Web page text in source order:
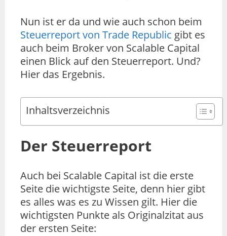
Nun ist er da und wie auch schon beim
Steuerreport von Trade Republic gibt es
auch beim Broker von Scalable Capital
einen Blick auf den Steuerreport. Und?
Hier das Ergebnis.
Inhaltsverzeichnis
Der Steuerreport
Auch bei Scalable Capital ist die erste
Seite die wichtigste Seite, denn hier gibt
es alles was es zu Wissen gilt. Hier die
wichtigsten Punkte als Originalzitat aus
der ersten Seite: